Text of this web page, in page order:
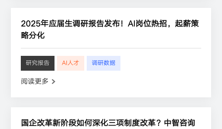
2025年应届生调研报告发布！AI岗位热招，起薪策
略分化
研究报告 AI人才 调研数据
阅读更多
国企改革新阶段如何深化三项制度改革？中智咨询